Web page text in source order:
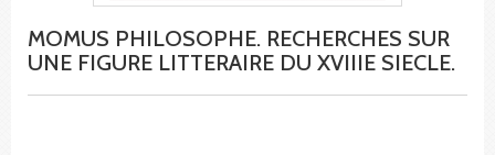
MOMUS PHILOSOPHE. RECHERCHES SUR
UNE FIGURE LITTERAIRE DU XVIIIE SIECLE.